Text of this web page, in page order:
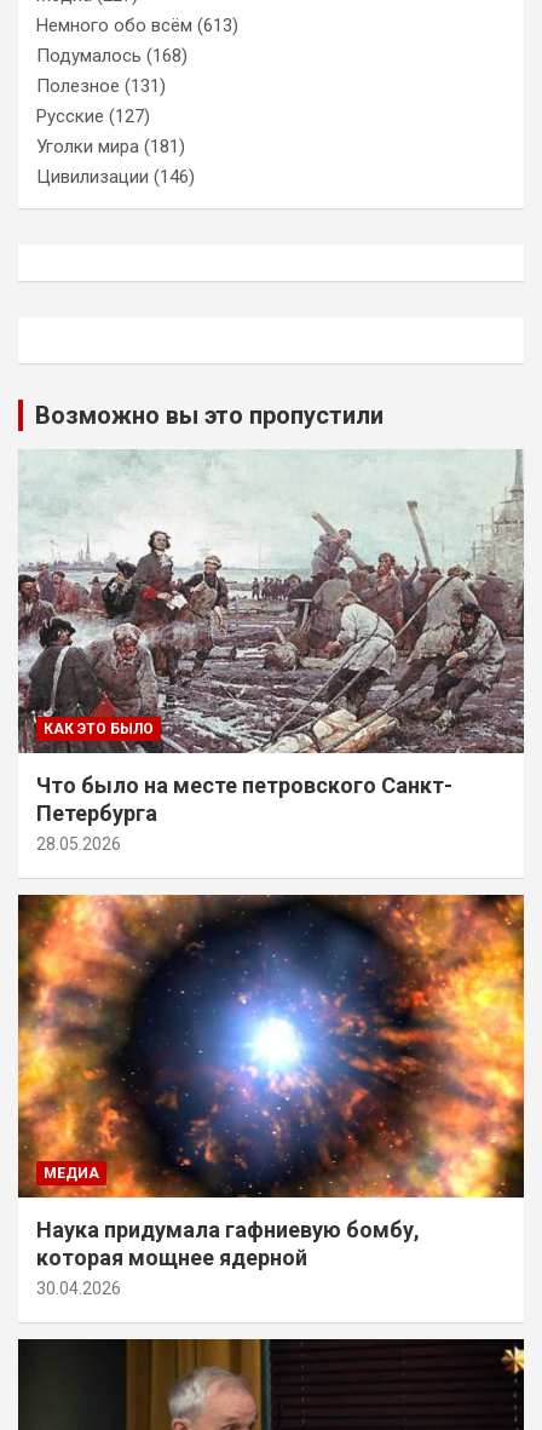
Немного обо всём (613)
Подумалось (168)
Полезное (131)
Русские (127)
Уголки мира (181)
Цивилизации (146)
Возможно вы это пропустили
КАК ЭТО БЫЛО
Что было на месте петровского Санкт-
Петербурга
28.05.2026
МЕДИА
Наука придумала гафниевую бомбу,
которая мощнее ядерной
30.04.2026